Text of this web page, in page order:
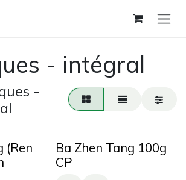
- intégral
-
(Ren
Ba Zhen Tang 100g
CP